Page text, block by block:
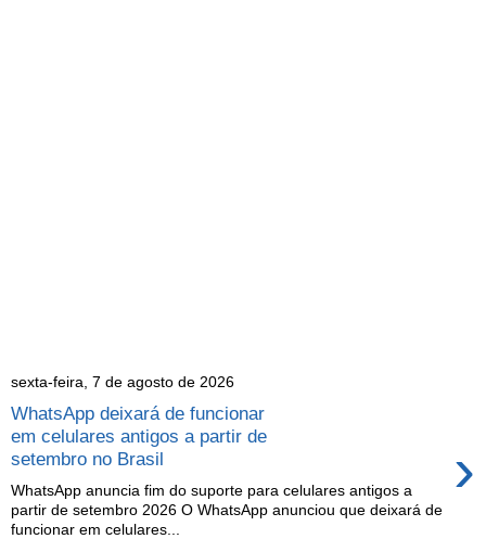
sexta-feira, 7 de agosto de 2026
WhatsApp deixará de funcionar
em celulares antigos a partir de
setembro no Brasil
›
WhatsApp anuncia fim do suporte para celulares antigos a
partir de setembro 2026 O WhatsApp anunciou que deixará de
funcionar em celulares...